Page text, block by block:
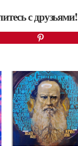
с друзьями!